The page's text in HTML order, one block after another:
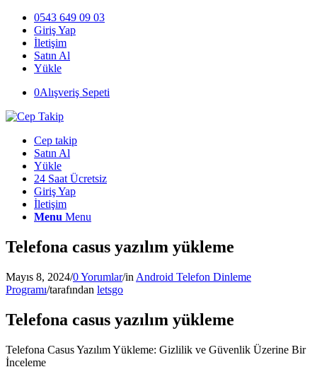
0543 649 09 03
Giriş Yap
İletişim
Satın Al
Yükle
0Alışveriş Sepeti
Cep takip
Satın Al
Yükle
24 Saat Ücretsiz
Giriş Yap
İletişim
Menu Menu
Telefona casus yazılım yükleme
Mayıs 8, 2024/0 Yorumlar/in Android Telefon Dinleme
Programı/tarafından letsgo
Telefona casus yazılım yükleme
Telefona Casus Yazılım Yükleme: Gizlilik ve Güvenlik Üzerine Bir
İnceleme